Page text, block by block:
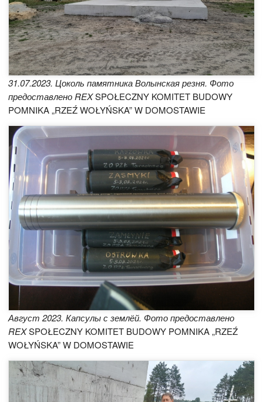
31.07.2023. Цоколь памятника Волынская резня. Фото
предоставлено REXSPOŁECZNY KOMITET BUDOWY
POMNIKA „RZEŹ WOŁYŃSKA” W DOMOSTAWIE
Август 2023. Капсулы с землёй. Фото предоставлено
REXSPOŁECZNY KOMITET BUDOWY POMNIKA „RZEŹ
WOŁYŃSKA” W DOMOSTAWIE